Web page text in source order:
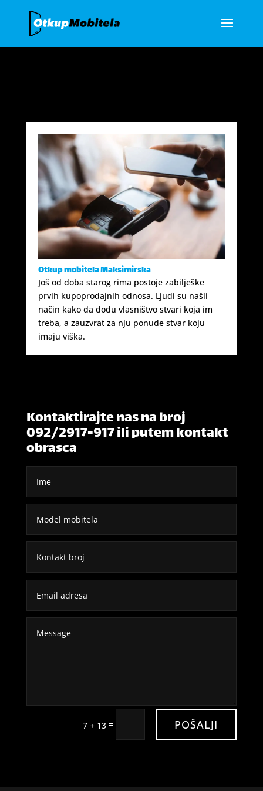
Otkup mobitela Maksimirska
Još od doba starog rima postoje zabilješke
prvih kupoprodajnih odnosa. Ljudi su našli
način kako da dođu vlasništvo stvari koja im
treba, a zauzvrat za nju ponude stvar koju
imaju viška.
Kontaktirajte nas na broj
092/2917-917 ili putem kontakt
obrasca
7 + 13 = POŠALJI